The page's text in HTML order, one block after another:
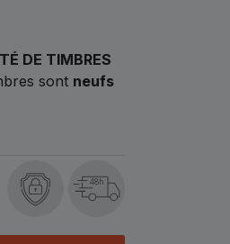
DE TIMBRES
sont neufs
48h